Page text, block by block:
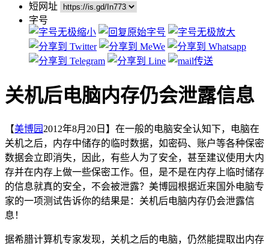
短网址
字号
关机后电脑内存仍会泄露信息
【美博园 2012年8月20日】在一般的电脑安全认知下，电脑在
关机之后，内存中储存的临时数据，如密码、账户等各种保密
数据会立即消失，因此，有些人为了安全，甚至建议使用大内
存并在内存上做一些保密工作。但，是不是在内存上临时储存
的信息就真的安全，不会被泄露？美博园根据近来国外电脑专
家的一项测试告诉你的结果是：关机后电脑内存仍会泄露信
息！
据希腊计算机专家发现，关机之后的电脑，仍然能提取出内存